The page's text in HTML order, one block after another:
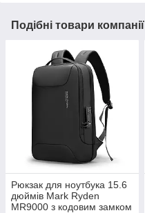
Подібні товари компанії
Рюкзак для ноутбука 15.6
дюймів Mark Ryden
MR9000 з кодовим замком